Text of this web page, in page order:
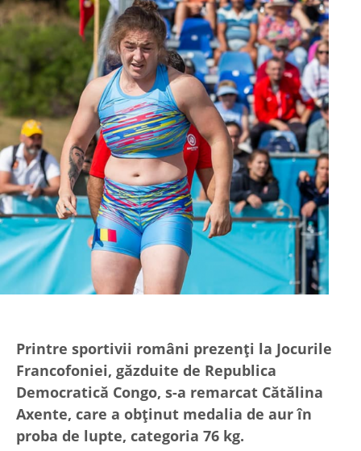
Printre sportivii români prezenți la Jocurile
Francofoniei, găzduite de Republica
Democratică Congo, s-a remarcat Cătălina
Axente, care a obținut medalia de aur în
proba de lupte, categoria 76 kg.